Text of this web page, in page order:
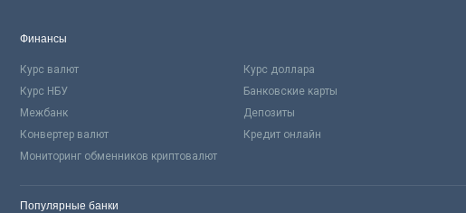
Финансы
Курс валют Курс доллара
Курс НБУ
Банковские карты
Межбанк
Депозиты
Конвертер валют
Кредит онлайн
Мониторинг обменников криптовалют
Популярные банки